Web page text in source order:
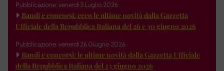
Pubblicazione: venerdì 3 Luglio 2026
Bandi e concorsi: ecco le ultime novità dalla Gazzetta
Ufficiale della Repubblica Italiana del 26 e 30 giugno 2026
Pubblicazione: venerdì 26 Giugno 2026
Bandi e concorsi: le ultime novità dalla Gazzetta Ufficiale
della Repubblica Italiana del 23 giugno 2026